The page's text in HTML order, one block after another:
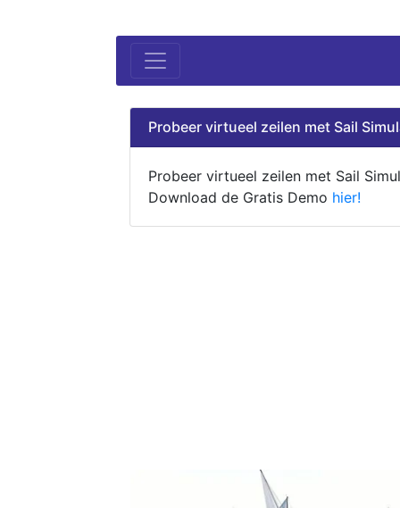
Probeer virtueel zeilen met Sail
Probeer virtueel zeilen met Sail
Download de Gratis Demo hier!